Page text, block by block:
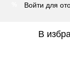
Войти для
В